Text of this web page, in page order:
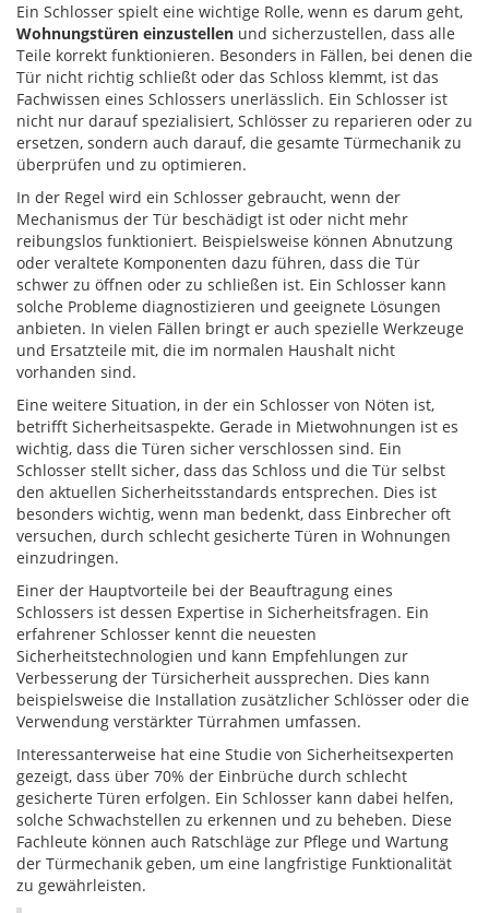
Ein Schlosser spielt eine wichtige Rolle, wenn es darum geht,
Wohnungstüren einzustellen und sicherzustellen, dass alle
Teile korrekt funktionieren. Besonders in Fällen, bei denen die
Tür nicht richtig schließt oder das Schloss klemmt, ist das
Fachwissen eines Schlossers unerlässlich. Ein Schlosser ist
nicht nur darauf spezialisiert, Schlösser zu reparieren oder zu
ersetzen, sondern auch darauf, die gesamte Türmechanik zu
überprüfen und zu optimieren.
In der Regel wird ein Schlosser gebraucht, wenn der
Mechanismus der Tür beschädigt ist oder nicht mehr
reibungslos funktioniert. Beispielsweise können Abnutzung
oder veraltete Komponenten dazu führen, dass die Tür
schwer zu öffnen oder zu schließen ist. Ein Schlosser kann
solche Probleme diagnostizieren und geeignete Lösungen
anbieten. In vielen Fällen bringt er auch spezielle Werkzeuge
und Ersatzteile mit, die im normalen Haushalt nicht
vorhanden sind.
Eine weitere Situation, in der ein Schlosser von Nöten ist,
betrifft Sicherheitsaspekte. Gerade in Mietwohnungen ist es
wichtig, dass die Türen sicher verschlossen sind. Ein
Schlosser stellt sicher, dass das Schloss und die Tür selbst
den aktuellen Sicherheitsstandards entsprechen. Dies ist
besonders wichtig, wenn man bedenkt, dass Einbrecher oft
versuchen, durch schlecht gesicherte Türen in Wohnungen
einzudringen.
Einer der Hauptvorteile bei der Beauftragung eines
Schlossers ist dessen Expertise in Sicherheitsfragen. Ein
erfahrener Schlosser kennt die neuesten
Sicherheitstechnologien und kann Empfehlungen zur
Verbesserung der Türsicherheit aussprechen. Dies kann
beispielsweise die Installation zusätzlicher Schlösser oder die
Verwendung verstärkter Türrahmen umfassen.
Interessanterweise hat eine Studie von Sicherheitsexperten
gezeigt, dass über 70% der Einbrüche durch schlecht
gesicherte Türen erfolgen. Ein Schlosser kann dabei helfen,
solche Schwachstellen zu erkennen und zu beheben. Diese
Fachleute können auch Ratschläge zur Pflege und Wartung
der Türmechanik geben, um eine langfristige Funktionalität
zu gewährleisten.